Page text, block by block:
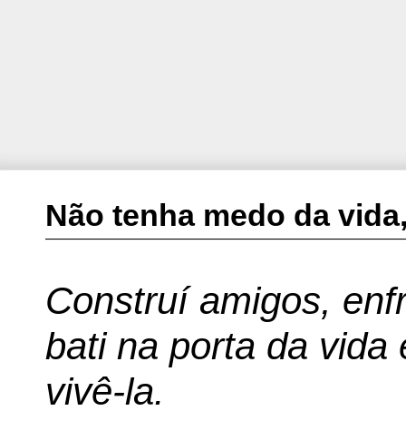
Não tenha medo da
Construí amigos,
bati na porta da vida
vivê-la.